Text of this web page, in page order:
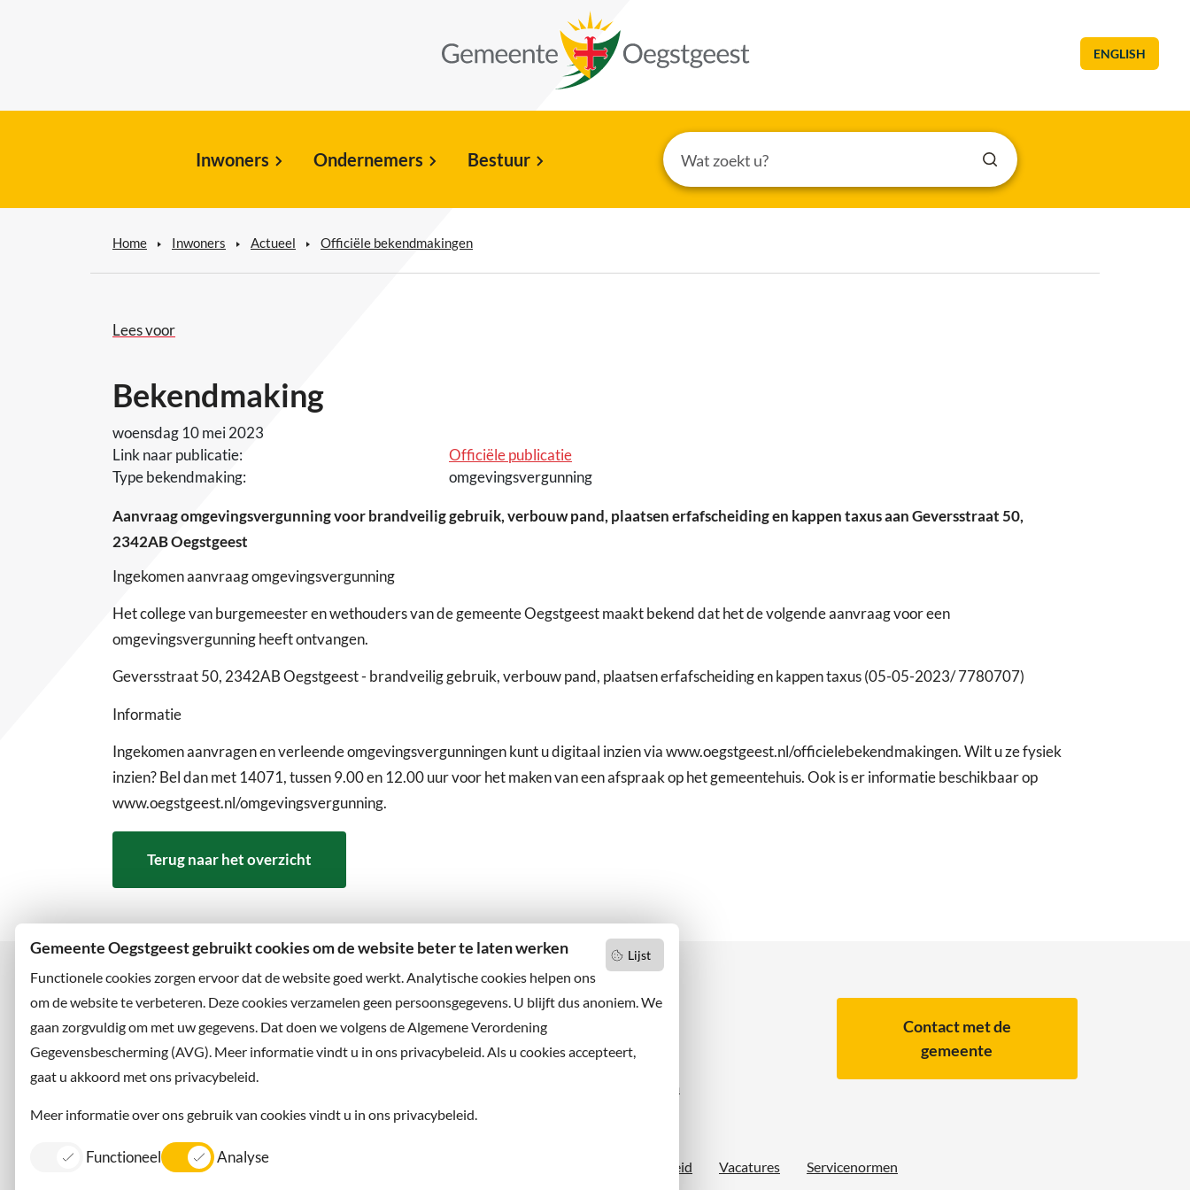
Lijst
Gemeente Oegstgeest gebruikt cookies om de website beter te laten werken
Functionele cookies zorgen ervoor dat de website goed werkt. Analytische cookies helpen ons
om de website te verbeteren. Deze cookies verzamelen geen persoonsgegevens. U blijft dus anoniem. We
gaan zorgvuldig om met uw gegevens. Dat doen we volgens de Algemene Verordening
Gegevensbescherming (AVG). Meer informatie vindt u in ons privacybeleid. Als u cookies accepteert,
gaat u akkoord met ons privacybeleid.
Meer informatie over ons gebruik van cookies vindt u in ons privacybeleid.
Functioneel Analyse
ENGLISH
Inwoners Ondernemers Bestuur
Home Inwoners Actueel Officiële bekendmakingen
Lees voor
Bekendmaking
woensdag 10 mei 2023
Link naar publicatie:
Officiële publicatie
Type bekendmaking:
omgevingsvergunning
Aanvraag omgevingsvergunning voor brandveilig gebruik, verbouw pand, plaatsen erfafscheiding en kappen taxus aan Geversstraat 50,
2342AB Oegstgeest
Ingekomen aanvraag omgevingsvergunning
Het college van burgemeester en wethouders van de gemeente Oegstgeest maakt bekend dat het de volgende aanvraag voor een
omgevingsvergunning heeft ontvangen.
Geversstraat 50, 2342AB Oegstgeest - brandveilig gebruik, verbouw pand, plaatsen erfafscheiding en kappen taxus (05-05-2023/ 7780707)
Informatie
Ingekomen aanvragen en verleende omgevingsvergunningen kunt u digitaal inzien via www.oegstgeest.nl/officielebekendmakingen. Wilt u ze fysiek
inzien? Bel dan met 14071, tussen 9.00 en 12.00 uur voor het maken van een afspraak op het gemeentehuis. Ook is er informatie beschikbaar op
www.oegstgeest.nl/omgevingsvergunning.
Terug naar het overzicht
Bezoekadres
Rhijngeesterstraatweg 13
2342 AN Oegstgeest
Wilt u niets missen?
Abonneer u op onze nieuwsbrief
X
Instagram
Contact met de
gemeente
Contact Information in English Toegankelijkheid Vacatures
Servicenormen